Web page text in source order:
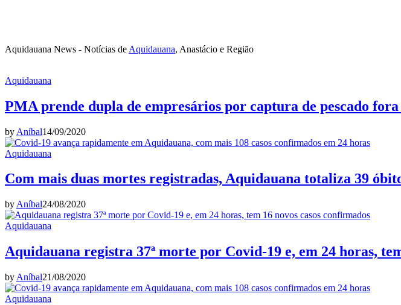
Aquidauana News - Notícias de Aquidauana, Anastácio e Região
Aquidauana
PMA prende dupla de empresários por captura de pescado
by Aníbal14/09/2020
Aquidauana
Com mais duas mortes registradas, Aquidauana totaliza 39
by Aníbal24/08/2020
Aquidauana
Aquidauana registra 37ª morte por Covid-19 e, em 24 horas,
by Aníbal21/08/2020
Aquidauana